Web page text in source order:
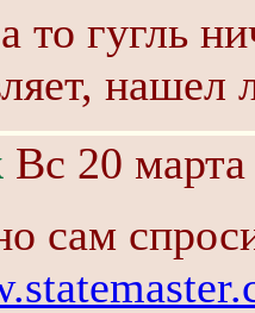
то гугль
нашел
Вс 20
сам